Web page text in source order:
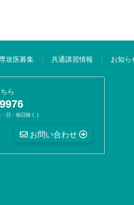
攻医募集 共通講習情報 お知ら
ら
日・祝日除く ]
お問い合わせ